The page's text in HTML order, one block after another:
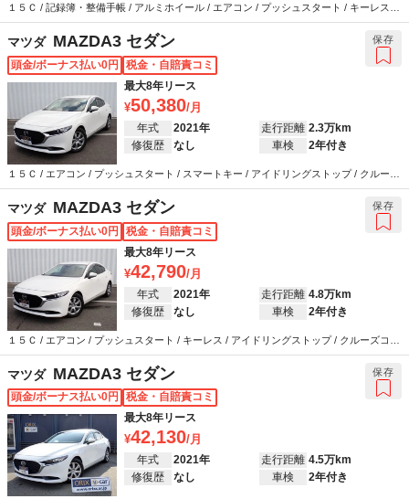
１５Ｃ / 記録簿・整備手帳 / アルミホイール / エアコン / プッシュスタート / キーレス /
アイドリングストップ / クルーズコントロール / カーナビ / バックカメラ / ETC / 衝突被
害軽減システム / ウインカーミラー / ABS / エアバッグ / パワーステアリング / パワーウ
インドウ / LEDヘッドライト
マツダ MAZDA3 セダン
頭金/ボーナス払い0円
税金・自賠責コミ
最大8年リース
50,380
年式 2021年 走行距離 2.3万km
修復歴
なし 車検 2年付き
１５Ｃ / エアコン / プッシュスタート / スマートキー / アイドリングストップ / クルーズ
コントロール / カーナビ / バックカメラ / ETC / 衝突被害軽減システム / ウインカーミラ
ー / ABS / エアバッグ / パワーステアリング / パワーウインドウ
保存
マツダ MAZDA3 セダン
頭金/ボーナス払い0円
税金・自賠責コミ
最大8年リース
42,790
年式 2021年 走行距離 4.8万km
修復歴
なし 車検 2年付き
１５Ｃ / エアコン / プッシュスタート / キーレス / アイドリングストップ / クルーズコン
トロール / カーナビ / バックカメラ / ETC / 衝突被害軽減システム / ウインカーミラー /
ABS / エアバッグ / パワーステアリング / パワーウインドウ
保存
マツダ MAZDA3 セダン
頭金/ボーナス払い0円
税金・自賠責コミ
最大8年リース
42,130
年式 2021年 走行距離 4.5万km
修復歴
なし 車検 2年付き
保存